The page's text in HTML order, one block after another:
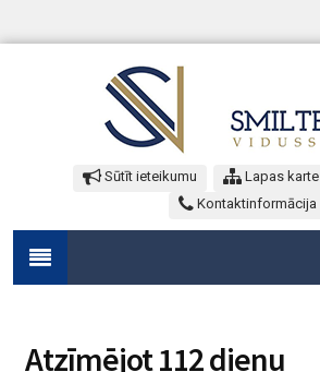
Sūtīt ieteikumu Lapas karte
Kontaktinformācija
Atzīmējot 112 dienu